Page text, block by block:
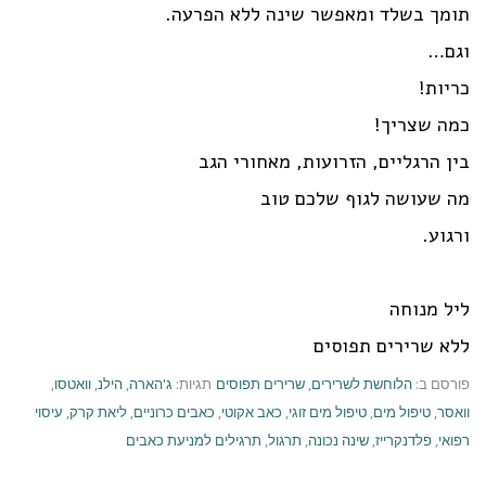
תומך בשלד ומאפשר שינה ללא הפרעה.
וגם…
כריות!
כמה שצריך!
בין הרגליים, הזרועות, מאחורי הגב
מה שעושה לגוף שלכם טוב
ורגוע.
ליל מנוחה
ללא שרירים תפוסים
פורסם ב: הלוחשת לשרירים, שרירים תפוסים תגיות: ג'הארה, הילנ, וואטסו,
וואסר, טיפול מים, טיפול מים זוגי, כאב אקוטי, כאבים כרוניים, ליאת קרק, עיסוי
רפואי, פלדנקרייז, שינה נכונה, תרגול, תרגילים למניעת כאבים